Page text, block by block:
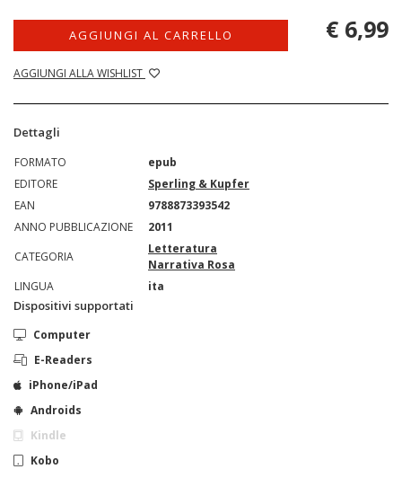
AGGIUNGI AL CARRELLO
AGGIUNGI ALLA WISHLIST
€ 6,99
Dettagli
FORMATO
epub
EDITORE
Sperling & Kupfer
EAN
9788873393542
ANNO PUBBLICAZIONE
2011
CATEGORIA
Letteratura
Narrativa Rosa
LINGUA
ita
Dispositivi supportati
Computer
E-Readers
iPhone/iPad
Androids
Kindle
Kobo